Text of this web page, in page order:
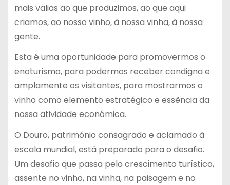
mais valias ao que produzimos, ao que aqui
criamos, ao nosso vinho, à nossa vinha, à nossa
gente.
Esta é uma oportunidade para promovermos o
enoturismo, para podermos receber condigna e
amplamente os visitantes, para mostrarmos o
vinho como elemento estratégico e essência da
nossa atividade económica.
O Douro, património consagrado e aclamado à
escala mundial, está preparado para o desafio.
Um desafio que passa pelo crescimento turístico,
assente no vinho, na vinha, na paisagem e no